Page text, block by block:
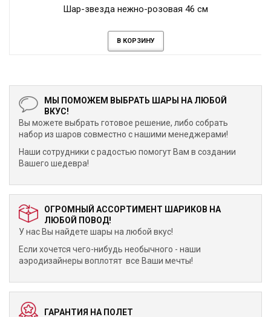
Шар-звезда нежно-розовая 46 см
В КОРЗИНУ
МЫ ПОМОЖЕМ ВЫБРАТЬ ШАРЫ НА ЛЮБОЙ
ВКУС!
Вы можете выбрать готовое решение, либо собрать
набор из шаров совместно с нашими менеджерами!
Наши сотрудники с радостью помогут Вам в создании
Вашего шедевра!
ОГРОМНЫЙ АССОРТИМЕНТ ШАРИКОВ НА
ЛЮБОЙ ПОВОД!
У нас Вы найдете шары на любой вкус!
Если хочется чего-нибудь необычного - наши
аэродизайнеры воплотят все Ваши мечты!
ГАРАНТИЯ НА ПОЛЕТ